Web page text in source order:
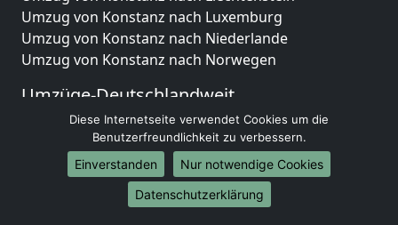
Umzug von Konstanz nach Luxemburg
Umzug von Konstanz nach Niederlande
Umzug von Konstanz nach Norwegen
Umzüge-Deutschlandweit
Umzug von Konstanz nach Berlin
Umzug von Konstanz nach Hamburg
Umzug von Konstanz nach München
Umzug von Konstanz nach Köln
Umzug von Konstanz nach Frankfurt am Main
Diese Internetseite verwendet Cookies um die
Benutzerfreundlichkeit zu verbessern.
Einverstanden
Nur notwendige Cookies
Datenschutzerklärung